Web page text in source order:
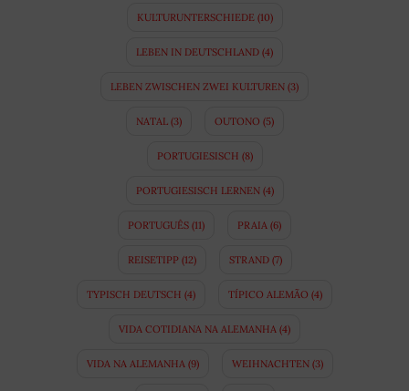
KULTURUNTERSCHIEDE(10)
LEBEN IN DEUTSCHLAND (4)
LEBEN ZWISCHEN ZWEI KULTUREN (3)
NATAL(3) OUTONO (5)
PORTUGIESISCH (8)
PORTUGIESISCH LERNEN(4)
PORTUGUÊS (11) PRAIA (6)
REISETIPP(12) STRAND(7)
TYPISCH DEUTSCH (4) TÍPICO ALEMÃO (4)
VIDA COTIDIANA NA ALEMANHA (4)
VIDA NA ALEMANHA(9) WEIHNACHTEN(3)